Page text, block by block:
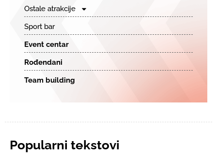
Ostale atrakcije
Sport bar
Event centar
Rođendani
Team building
Popularni tekstovi